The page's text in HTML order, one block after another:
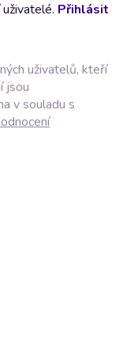
Přihlásit
uživatelů, kteří
jsou
v souladu s